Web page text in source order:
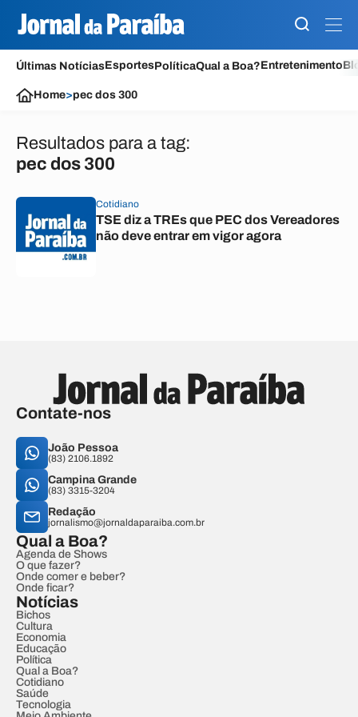
Últimas NotíciasEsportesPolíticaQual a Boa?Entretenimento
Home>pec dos 300
Resultados para a tag:
pec dos 300
Cotidiano
TSE diz a TREs que PEC dos Vereadores
não deve entrar em vigor agora
Contate-nos
João Pessoa
(83) 2106.1892
Campina Grande
(83) 3315-3204
Redação
jornalismo@jornaldaparaiba.com.br
Qual a Boa?
Agenda de Shows
O que fazer?
Onde comer e beber?
Onde ficar?
Notícias
Bichos
Cultura
Economia
Educação
Política
Qual a Boa?
Cotidiano
Saúde
Tecnologia